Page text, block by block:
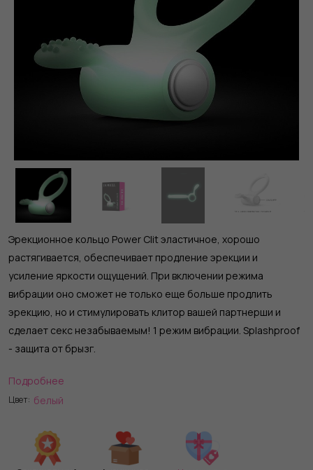
Эрекционное кольцо Power Clit эластичное, хорошо
растягивается, обеспечивает продление эрекции и
усиление яркости ощущений. При включении режима
вибрации оно сможет не только еще больше продлить
эрекцию, но и стимулировать клитор вашей партнерши и
сделает секс незабываемым! 1 режим вибрации. Splashproof
- защита от брызг.
Надевать эрекционное кольцо необходимо на основание
ствола, аккуратно, когда почувствуете наступление эрекции.
кнопку. Ее нужно кратковременно нажать , чтобы включить
устройство. Для выключения девайса кнопку нужно удержать
Подробнее
Цвет: белый